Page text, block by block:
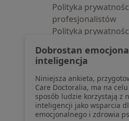
Polityka
profesjonalistów
Polityka
pozyskaliśmy
Polityka cookies
Jak działają wyniki
Dostępność
O nas
Praca Rekrutujemy!
Dobrostan
inteligencja
Niniejsza ankieta,
Care Doctoralia, ma na
sposób ludzie korzystają z
inteligencji jako wsparcia
emocjonalnego i zdrowia